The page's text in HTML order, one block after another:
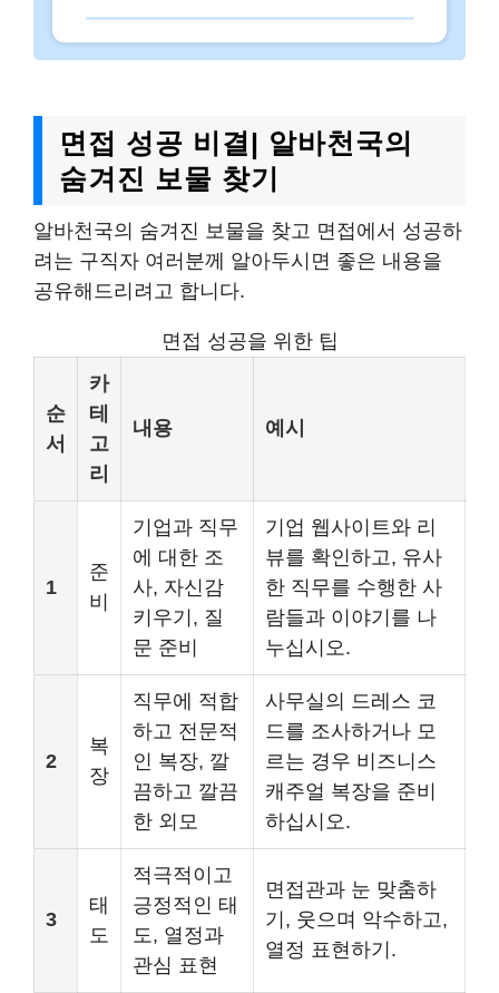
면접 성공 비결| 알바천국의
숨겨진 보물 찾기
알바천국의 숨겨진 보물을 찾고 면접에서 성공하
려는 구직자 여러분께 알아두시면 좋은 내용을
공유해드리려고 합니다.
면접 성공을 위한 팁
순
서
카
테
고
리
내용 예시
1
준
비
기업과 직무
에 대한 조
사, 자신감
키우기, 질
문 준비
기업 웹사이트와 리
뷰를 확인하고, 유사
한 직무를 수행한 사
람들과 이야기를 나
누십시오.
2
복
장
직무에 적합
하고 전문적
인 복장, 깔
끔하고 깔끔
한 외모
사무실의 드레스 코
드를 조사하거나 모
르는 경우 비즈니스
캐주얼 복장을 준비
하십시오.
3
태
도
적극적이고
긍정적인 태
도, 열정과
관심 표현
면접관과 눈 맞춤하
기, 웃으며 악수하고,
열정 표현하기.